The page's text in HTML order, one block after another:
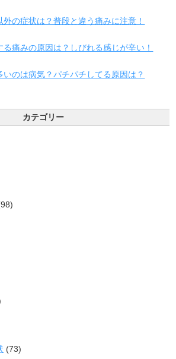
の症状は？普段と違う痛みに注意！
る痛みの原因は？しびれる感じが辛い！
いのは病気？パチパチしてる原因は？
カテゴリー
(73)